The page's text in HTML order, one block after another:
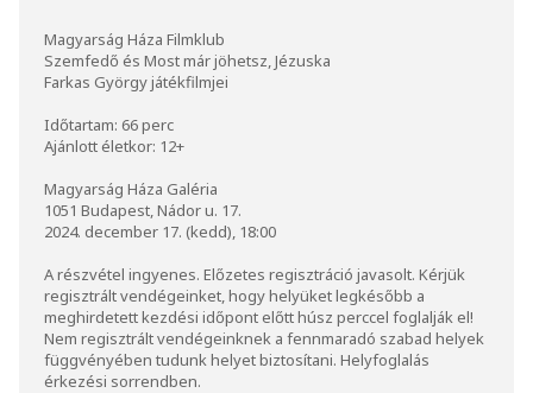
Magyarság Háza Filmklub
Szemfedő és Most már jöhetsz, Jézuska
Farkas György játékfilmjei
Időtartam: 66 perc
Ajánlott életkor: 12+
Magyarság Háza Galéria
1051 Budapest, Nádor u. 17.
2024. december 17. (kedd), 18:00
A részvétel ingyenes. Előzetes regisztráció javasolt. Kérjük
regisztrált vendégeinket, hogy helyüket legkésőbb a
meghirdetett kezdési időpont előtt húsz perccel foglalják el!
Nem regisztrált vendégeinknek a fennmaradó szabad helyek
függvényében tudunk helyet biztosítani. Helyfoglalás
érkezési sorrendben.